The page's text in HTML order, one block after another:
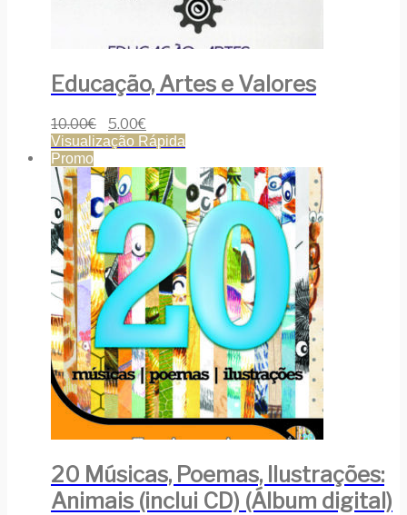
Educação, Artes e Valores
10.00€ 5.00€
Visualização Rápida
Promo
20 Músicas, Poemas, Ilustrações:
Animais (inclui CD) (Álbum digital)